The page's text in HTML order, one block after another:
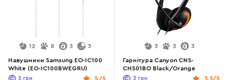
12 8 3 3
Навушники Samsung EO-IC100
White (EO-IC100BWEGRU)
5/5
5 грн
3 3 3
Гарнітура Canyon CNS-
CHS01BO Black/Orange
3,3/5
3 грн